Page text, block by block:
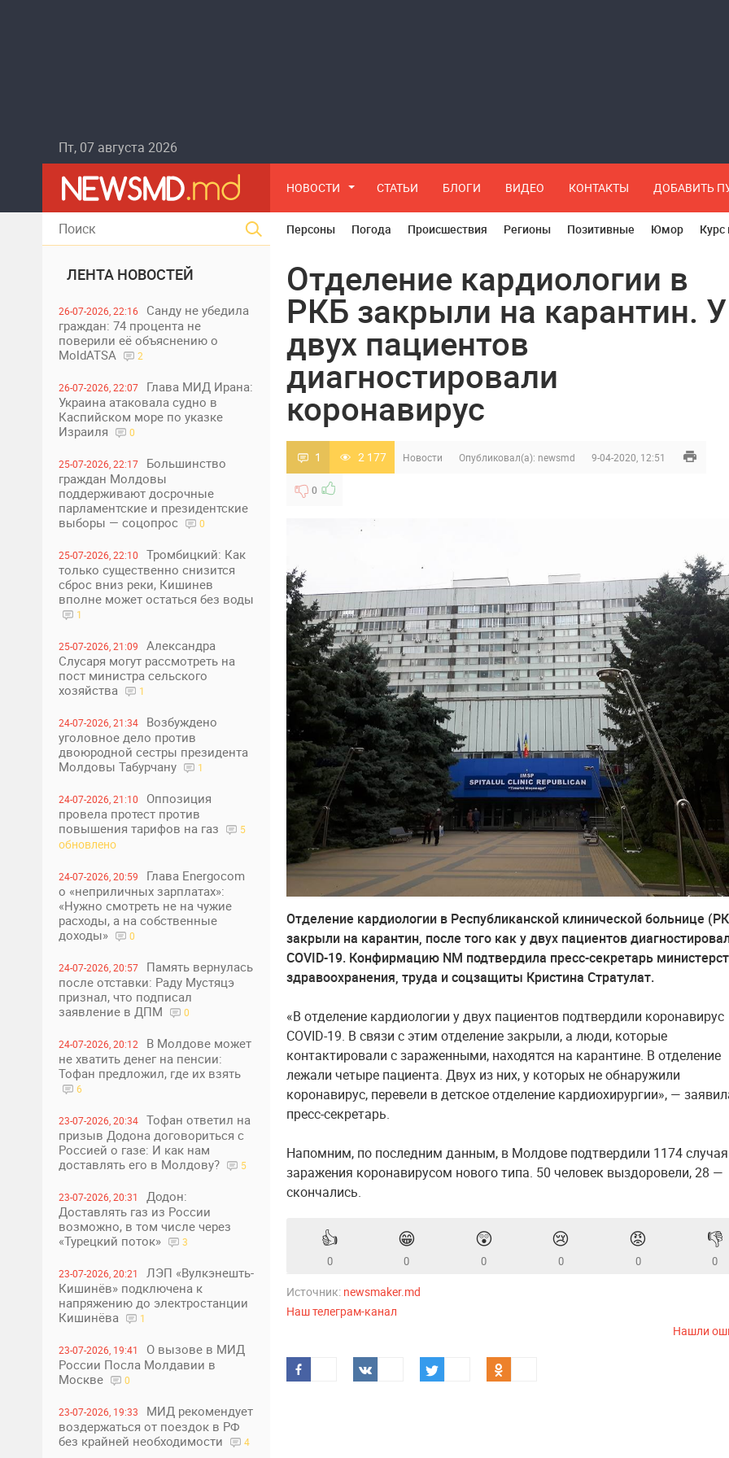
Пт, 07 августа 2026
НОВОСТИ СТАТЬИ БЛОГИ ВИДЕО КОНТАКТЫ ДОБАВИТЬ
ЛЕНТА НОВОСТЕЙ
26-07-2026, 22:16
Санду не убедила
граждан: 74 процента не
поверили её объяснению о
MoldATSA
2
26-07-2026, 22:07
Глава МИД Ирана:
Украина атаковала судно в
Каспийском море по указке
Израиля
0
25-07-2026, 22:17
Большинство
граждан Молдовы
поддерживают досрочные
парламентские и президентские
выборы — соцопрос
0
25-07-2026, 22:10
Тромбицкий: Как
только существенно снизится
сброс вниз реки, Кишинев
вполне может остаться без воды
1
25-07-2026, 21:09
Александра
Слусаря могут рассмотреть на
пост министра сельского
хозяйства
1
24-07-2026, 21:34
Возбуждено
уголовное дело против
двоюродной сестры президента
Молдовы Табурчану
1
24-07-2026, 21:10
Оппозиция
провела протест против
повышения тарифов на газ
5
обновлено
24-07-2026, 20:59
Глава Energocom
о «неприличных зарплатах»:
«Нужно смотреть не на чужие
расходы, а на собственные
доходы»
0
24-07-2026, 20:57
Память вернулась
после отставки: Раду Мустяцэ
признал, что подписал
заявление в ДПМ
0
24-07-2026, 20:12
В Молдове может
не хватить денег на пенсии:
Тофан предложил, где их взять
6
23-07-2026, 20:34
Тофан ответил на
призыв Додона договориться с
Россией о газе: И как нам
доставлять его в Молдову?
5
23-07-2026, 20:31
Додон:
Доставлять газ из России
возможно, в том числе через
«Турецкий поток»
3
23-07-2026, 20:21
ЛЭП «Вулкэнешть-
Кишинёв» подключена к
напряжению до электростанции
Кишинёва
1
23-07-2026, 19:41
О вызове в МИД
России Посла Молдавии в
Москве
0
23-07-2026, 19:33
МИД рекомендует
воздержаться от поездок в РФ
без крайней необходимости
4
Персоны Погода Происшествия Регионы Позитивные Юмор
Отделение кардиологии в
РКБ закрыли на карантин. У
двух пациентов
диагностировали
коронавирус
1 2 177 Новости Опубликовал(а): newsmd 9-04-2020, 12:51
0
Отделение кардиологии в Республиканской клинической больнице
закрыли на карантин, после того как у двух пациентов
COVID-19. Конфирмацию NM подтвердила пресс-секретарь
здравоохранения, труда и соцзащиты Кристина Стратулат.
«В отделение кардиологии у двух пациентов подтвердили коронавирус
COVID-19. В связи с этим отделение закрыли, а люди, которые
контактировали с зараженными, находятся на карантине. В отделение
лежали четыре пациента. Двух из них, у которых не обнаружили
коронавирус, перевели в детское отделение кардиохирургии», —
пресс-секретарь.
Напомним, по последним данным, в Молдове подтвердили 1174 случая
заражения коронавирусом нового типа. 50 человек выздоровели, 28 —
скончались.
👍
0
😁
0
😲
0
😢
0
😡
0
👎
0
Источник: newsmaker.md
Наш телеграм-канал
Нашли